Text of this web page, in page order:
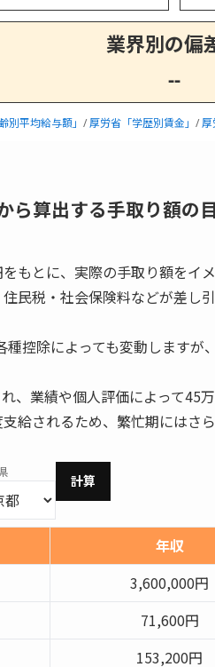
業界別の偏
--
別平均給与額」 /厚労省「学歴別賃金」 /厚
ら算出する手取り額の
もとに、実際の手取り額をイ
民税・社会保険料などが差し
控除によっても変動します
、業績や個人評価によって45
給されるため、繁忙期にはさ
計算
年収
3,600,000円
71,600円
153,200円